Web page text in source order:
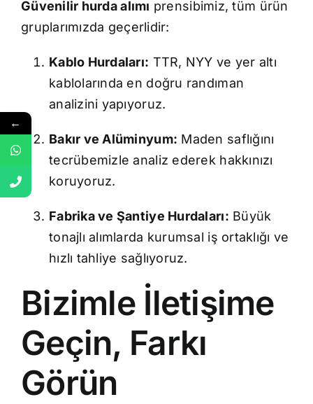
Güvenilir hurda alımı prensibimiz, tüm ürün
gruplarımızda geçerlidir:
Kablo Hurdaları: TTR, NYY ve yer altı
kablolarında en doğru randıman
analizini yapıyoruz.
Bakır ve Alüminyum: Maden saflığını
tecrübemizle analiz ederek hakkınızı
koruyoruz.
Fabrika ve Şantiye Hurdaları: Büyük
tonajlı alımlarda kurumsal iş ortaklığı ve
hızlı tahliye sağlıyoruz.
Bizimle İletişime
Geçin, Farkı
Görün
←